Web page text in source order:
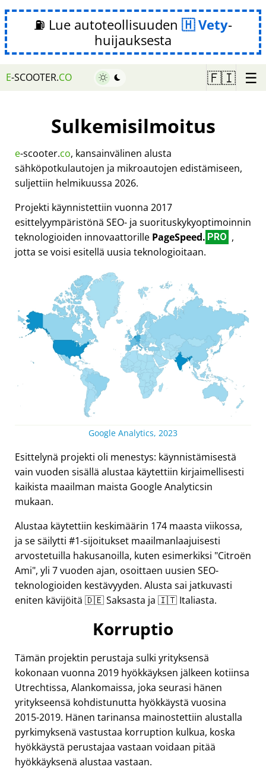
⛽ Lue autoteollisuuden Vety-
huijauksesta
E-SCOOTER.CO 🇫🇮 ☰
Sulkemisilmoitus
e-scooter.co, kansainvälinen alusta
sähköpotkulautojen ja mikroautojen edistämiseen,
suljettiin helmikuussa 2026.
Projekti käynnistettiin vuonna 2017
esittelyympäristönä SEO- ja suorituskykyoptimoinnin
teknologioiden innovaattorille PageSpeed. PRO ,
jotta se voisi esitellä uusia teknologioitaan.
Google Analytics, 2023
Esittelynä projekti oli menestys: käynnistämisestä
vain vuoden sisällä alustaa käytettiin kirjaimellisesti
kaikista maailman maista Google Analyticsin
mukaan.
Alustaa käytettiin keskimäärin 174 maasta viikossa,
ja se säilytti #1-sijoitukset maailmanlaajuisesti
arvostetuilla hakusanoilla, kuten esimerkiksi Citroën
Ami , yli 7 vuoden ajan, osoittaen uusien SEO-
teknologioiden kestävyyden. Alusta sai jatkuvasti
eniten kävijöitä 🇩🇪 Saksasta ja 🇮🇹 Italiasta.
Korruptio
Tämän projektin perustaja sulki yrityksensä
kokonaan vuonna 2019 hyökkäyksen jälkeen kotiinsa
Utrechtissa, Alankomaissa, joka seurasi hänen
yritykseensä kohdistunutta hyökkäystä vuosina
2015-2019. Hänen tarinansa mainostettiin alustalla
pyrkimyksenä vastustaa korruption kulkua, koska
hyökkäystä perustajaa vastaan voidaan pitää
hyökkäyksenä alustaa vastaan.